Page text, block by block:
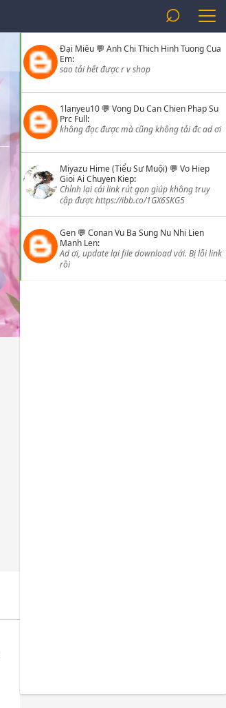
⌕
Đại Miêu 💬 Anh Chi Thich Hinh Tuong Cua
Em:
sao tải hết được r v shop
1lanyeu10 💬 Vong Du Can Chien Phap Su
Prc Full:
không đọc được mà cũng không tải đc ad ơi
Miyazu Hime (Tiểu Sư Muội) 💬 Vo Hiep
Gioi Ai Chuyen Kiep:
Chỉnh lại cái link rút gọn giúp không truy
cập được https://ibb.co/1GX6SKG5
Gen 💬 Conan Vu Ba Sung Nu Nhi Lien
Manh Len:
Ad ơi, update lại file download với. Bị lỗi link
rồi